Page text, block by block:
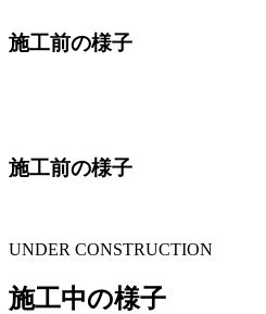
施工前の様子
施工前の様子
UNDER CONSTRUCTION
施工中の様子